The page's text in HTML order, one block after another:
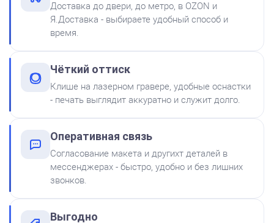
от 600
Заказать
500
Краска на водной основе
300
Доставка до двери, до метро, в OZON и
Я.Доставка - выбираете удобный способ и
время.
Чёткий оттиск
Клише на лазерном гравере, удобные оснастки
- печать выглядит аккуратно и служит долго.
Оперативная связь
Согласование макета и другихт деталей в
мессенджерах - быстро, удобно и без лишних
звонков.
Выгодно